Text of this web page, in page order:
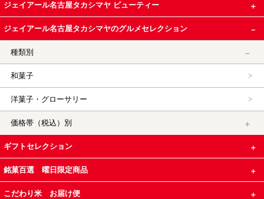
ジェイアール名古屋タカシマヤ ビューティー
ジェイアール名古屋タカシマヤのグルメセレクション
種類別
和菓子
洋菓子・グローサリー
価格帯（税込）別
ギフトセレクション
銘菓百選 曜日限定商品
こだわり米 お届け便